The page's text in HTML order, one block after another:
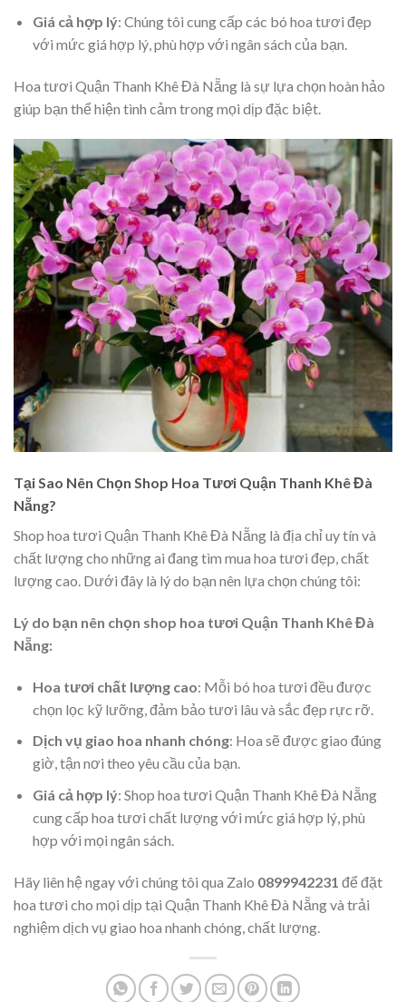
Giá cả hợp lý: Chúng tôi cung cấp các bó hoa tươi đẹp
với mức giá hợp lý, phù hợp với ngân sách của bạn.
Hoa tươi Quận Thanh Khê Đà Nẵng là sự lựa chọn hoàn hảo
giúp bạn thể hiện tình cảm trong mọi dịp đặc biệt.
Tại Sao Nên Chọn Shop Hoa Tươi Quận Thanh Khê Đà
Nẵng?
Shop hoa tươi Quận Thanh Khê Đà Nẵng là địa chỉ uy tín và
chất lượng cho những ai đang tìm mua hoa tươi đẹp, chất
lượng cao. Dưới đây là lý do bạn nên lựa chọn chúng tôi:
Lý do bạn nên chọn shop hoa tươi Quận Thanh Khê Đà
Nẵng:
Hoa tươi chất lượng cao: Mỗi bó hoa tươi đều được
chọn lọc kỹ lưỡng, đảm bảo tươi lâu và sắc đẹp rực rỡ.
Dịch vụ giao hoa nhanh chóng: Hoa sẽ được giao đúng
giờ, tận nơi theo yêu cầu của bạn.
Giá cả hợp lý: Shop hoa tươi Quận Thanh Khê Đà Nẵng
cung cấp hoa tươi chất lượng với mức giá hợp lý, phù
hợp với mọi ngân sách.
Hãy liên hệ ngay với chúng tôi qua Zalo 0899942231 để đặt
hoa tươi cho mọi dịp tại Quận Thanh Khê Đà Nẵng và trải
nghiệm dịch vụ giao hoa nhanh chóng, chất lượng.